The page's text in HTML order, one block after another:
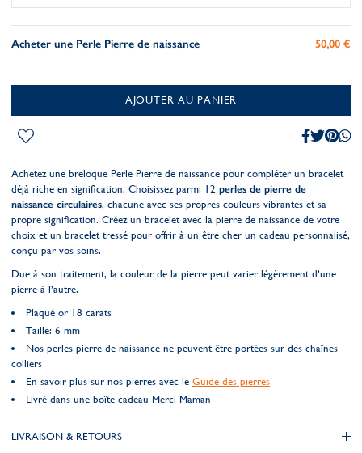
Acheter une Perle Pierre de naissance 50,00 €
AJOUTER AU PANIER
Achetez une breloque Perle Pierre de naissance pour compléter un bracelet
déjà riche en signification. Choisissez parmi 12 perles de pierre de
naissance circulaires, chacune avec ses propres couleurs vibrantes et sa
propre signification. Créez un bracelet avec la pierre de naissance de votre
choix et un bracelet tressé pour offrir à un être cher un cadeau personnalisé,
conçu par vos soins.
Due à son traitement, la couleur de la pierre peut varier légèrement d’une
pierre à l’autre.
Plaqué or 18 carats
Taille: 6 mm
Nos perles pierre de naissance ne peuvent être portées sur des chaînes
colliers
En savoir plus sur nos pierres avec le Guide des pierres
Livré dans une boîte cadeau Merci Maman
LIVRAISON & RETOURS